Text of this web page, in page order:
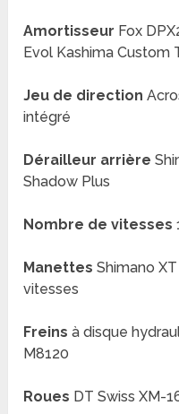
Amortisseur Fox
Evol Kashima Custom
Jeu de direction
intégré
Dérailleur arrière
Shadow Plus
Nombre de vitesses
Manettes Shimano
vitesses
Freins à disque
M8120
Roues DT Swiss XM-